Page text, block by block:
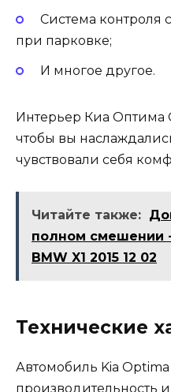
Система контроля
при парковке;
И многое другое.
Интерьер Киа Оптима
чтобы вы
чувствовали себя
Читайте также:
полном смешении
BMW X1 2015 12 02
Технические
Автомобиль Kia
производительность